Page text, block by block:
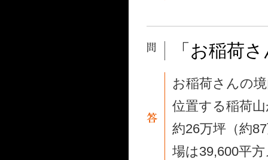
「お稲荷
お稲荷さんの
位置する稲荷
約26万坪（約
場は39,600平